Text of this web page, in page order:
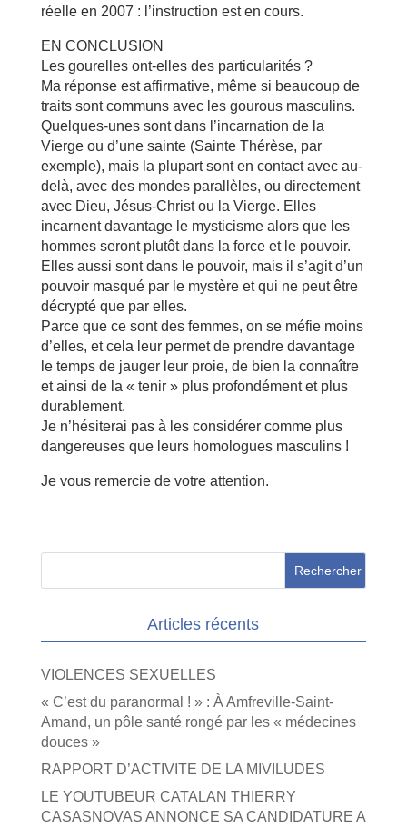
réelle en 2007 : l’instruction est en cours.
EN CONCLUSION
Les gourelles ont-elles des particularités ?
Ma réponse est affirmative, même si beaucoup de
traits sont communs avec les gourous masculins.
Quelques-unes sont dans l’incarnation de la
Vierge ou d’une sainte (Sainte Thérèse, par
exemple), mais la plupart sont en contact avec au-
delà, avec des mondes parallèles, ou directement
avec Dieu, Jésus-Christ ou la Vierge. Elles
incarnent davantage le mysticisme alors que les
hommes seront plutôt dans la force et le pouvoir.
Elles aussi sont dans le pouvoir, mais il s’agit d’un
pouvoir masqué par le mystère et qui ne peut être
décrypté que par elles.
Parce que ce sont des femmes, on se méfie moins
d’elles, et cela leur permet de prendre davantage
le temps de jauger leur proie, de bien la connaître
et ainsi de la « tenir » plus profondément et plus
durablement.
Je n’hésiterai pas à les considérer comme plus
dangereuses que leurs homologues masculins !
Je vous remercie de votre attention.
Articles récents
VIOLENCES SEXUELLES
« C’est du paranormal ! » : À Amfreville-Saint-
Amand, un pôle santé rongé par les « médecines
douces »
RAPPORT D’ACTIVITE DE LA MIVILUDES
LE YOUTUBEUR CATALAN THIERRY
CASASNOVAS ANNONCE SA CANDIDATURE A